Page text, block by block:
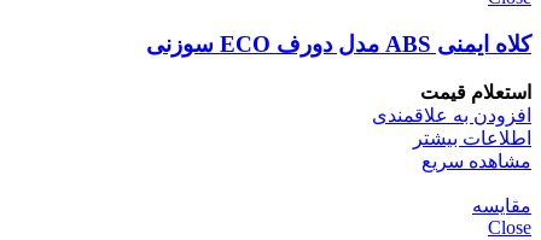
کلاه ایمنی ABS مدل دورف ECO سوزنی
استعلام قیمت
افزودن به علاقمندی
اطلاعات بیشتر
مشاهده سریع
مقایسه
Close